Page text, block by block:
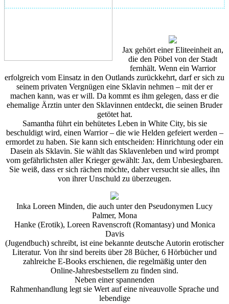
Jax gehört einer Eliteeinheit an,
die den Pöbel von der Stadt
fernhält. Wenn ein Warrior
erfolgreich vom Einsatz in den Outlands zurückkehrt, darf er sich zu
seinem privaten Vergnügen eine Sklavin nehmen – mit der er
machen kann, was er will. Da kommt es ihm gelegen, dass er die
ehemalige Ärztin unter den Sklavinnen entdeckt, die seinen Bruder
getötet hat.
Samantha führt ein behütetes Leben in White City, bis sie
beschuldigt wird, einen Warrior – die wie Helden gefeiert werden –
ermordet zu haben. Sie kann sich entscheiden: Hinrichtung oder ein
Dasein als Sklavin. Sie wählt das Sklavenleben und wird prompt
vom gefährlichsten aller Krieger gewählt: Jax, dem Unbesiegbaren.
Sie weiß, dass er sich rächen möchte, daher versucht sie alles, ihn
von ihrer Unschuld zu überzeugen.
Inka Loreen Minden, die auch unter den Pseudonymen Lucy
Palmer, Mona
Hanke (Erotik), Loreen Ravenscroft (Romantasy) und Monica
Davis
(Jugendbuch) schreibt, ist eine bekannte deutsche Autorin erotischer
Literatur. Von ihr sind bereits über 28 Bücher, 6 Hörbücher und
zahlreiche E-Books erschienen, die regelmäßig unter den
Online-Jahresbestsellern zu finden sind.
Neben einer spannenden
Rahmenhandlung legt sie Wert auf eine niveauvolle Sprache und
lebendige